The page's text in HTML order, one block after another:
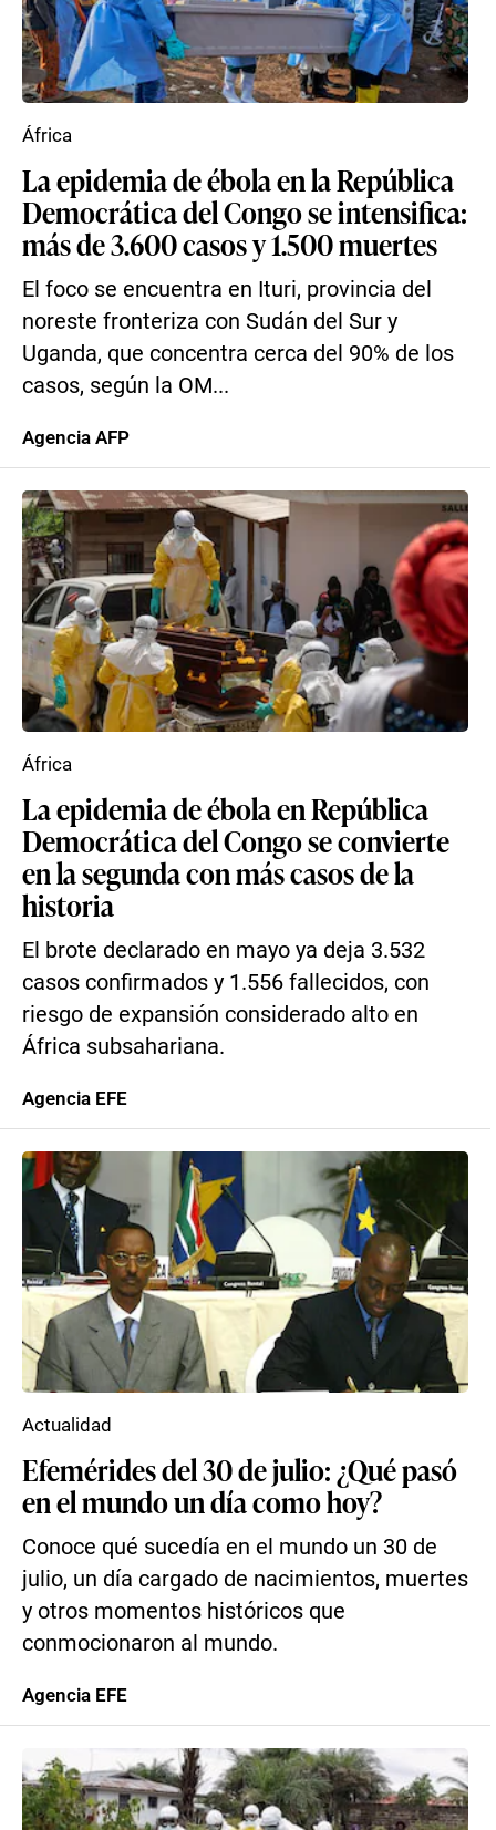
La epidemia de ébola en la República
Democrática del Congo se intensifica:
más de 3.600 casos y 1.500 muertes
El foco se encuentra en Ituri, provincia del
noreste fronteriza con Sudán del Sur y
Uganda, que concentra cerca del 90% de los
casos, según la OM...
África
Agencia AFP
La epidemia de ébola en República
Democrática del Congo se convierte
en la segunda con más casos de la
historia
El brote declarado en mayo ya deja 3.532
casos confirmados y 1.556 fallecidos, con
riesgo de expansión considerado alto en
África subsahariana.
África
Agencia EFE
Efemérides del 30 de julio: ¿Qué pasó
en el mundo un día como hoy?
Conoce qué sucedía en el mundo un 30 de
julio, un día cargado de nacimientos, muertes
y otros momentos históricos que
conmocionaron al mundo.
Actualidad
Agencia EFE